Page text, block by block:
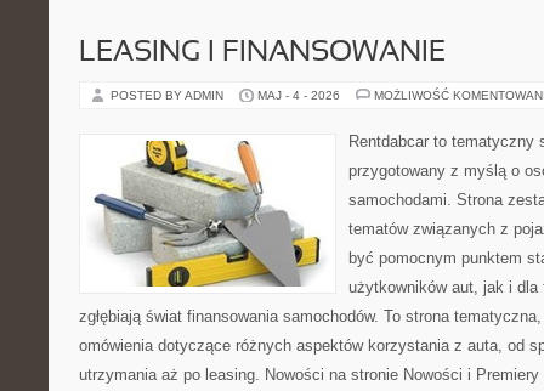
LEASING I FINANSOWANIE
POSTED BY ADMIN MAJ - 4 - 2026 MOŻLIWOŚĆ
Rentdabcar to tematyczny
przygotowany z myślą o
samochodami. Strona
tematów związanych z
być pomocnym punktem
użytkowników aut, jak i
zgłębiają świat finansowania samochodów. To strona
omówienia dotyczące różnych aspektów korzystania z auta, od
utrzymania aż po leasing. Nowości na stronie Nowości i